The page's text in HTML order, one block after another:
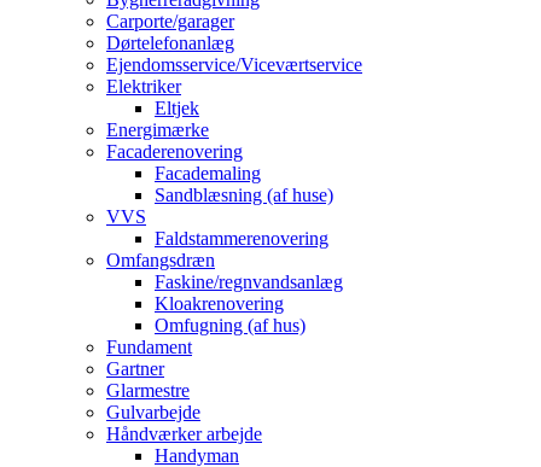
Carporte/garager
Dørtelefonanlæg
Ejendomsservice/Viceværtservice
Elektriker
Eltjek
Energimærke
Facaderenovering
Facademaling
Sandblæsning (af huse)
VVS
Faldstammerenovering
Omfangsdræn
Faskine/regnvandsanlæg
Kloakrenovering
Omfugning (af hus)
Fundament
Gartner
Glarmestre
Gulvarbejde
Håndværker arbejde
Handyman